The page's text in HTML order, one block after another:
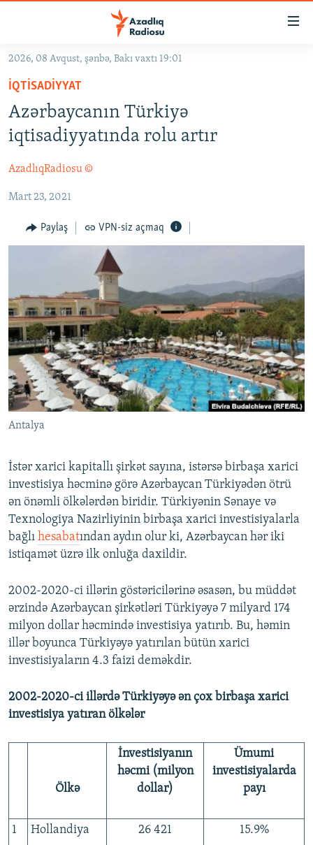
Əsas
qayıt
Əsas
naviqasiyaya
qayıt
Axtarışa
GÜNDƏM
#İZAHLA
KORRUPSIOMETR
#ƏSLINDƏ
FƏRQƏ BAX
QANUNI DOĞRU
ARAŞDIRMA
FOTOQALEREYA
İNFOQRAFIKA
KARIKATURA
OXU ZALI
AZƏRBAYCAN ƏDƏBIYYATI KITABXANASI
İSLAM VƏ DEMOKRATIYA
İZ - MƏDƏNIYYƏT PROQRAMI
HAQQIMIZDA
MISSIYAMIZ
PEŞƏ ETIKASI VƏ JURNALISTIKA STANDARTLARIMIZ
MATERIALLARIMIZDAN ISTIFADƏ
AZADLIQRADIOSU MOBIL TELEFONUNUZDA
BIZIMLƏ ƏLAQƏ
BIZI IZLƏ
RFE/RL-in bütün saytları
2026, 08 Avqust, şənbə, Bakı vaxtı 19:01
İQTISADIYYAT
Azərbaycanın Türkiyə
iqtisadiyyatında rolu artır
AzadlıqRadiosu ©
Mart 23, 2021
Paylaş VPN-siz açmaq
Antalya
İstər xarici kapitallı şirkət sayına, istərsə birbaşa xarici
investisiya həcminə görə Azərbaycan Türkiyədən ötrü
ən önəmli ölkələrdən biridir. Türkiyənin Sənaye və
Texnologiya Nazirliyinin birbaşa xarici investisiyalarla
bağlı hesabatından aydın olur ki, Azərbaycan hər iki
istiqamət üzrə ilk onluğa daxildir.
2002-2020-ci illərin göstəricilərinə əsasən, bu müddət
ərzində Azərbaycan şirkətləri Türkiyəyə 7 milyard 174
milyon dollar həcmində investisiya yatırıb. Bu, həmin
illər boyunca Türkiyəyə yatırılan bütün xarici
investisiyaların 4.3 faizi deməkdir.
2002-2020-ci illərdə Türkiyəyə ən çox birbaşa xarici
investisiya yatıran ölkələr
Ölkə
İnvestisiyanın
həcmi (milyon
dollar)
Ümumi
investisiyalarda
payı
1 Hollandiya 26 421 15.9%